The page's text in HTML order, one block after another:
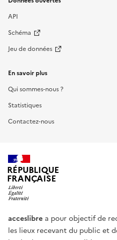
API
Schéma
Jeu de données
En savoir plus
Qui sommes-nous ?
Statistiques
Contactez-nous
RÉPUBLIQUE
FRANÇAISE
acceslibre a pour objectif de
les lieux recevant du public et